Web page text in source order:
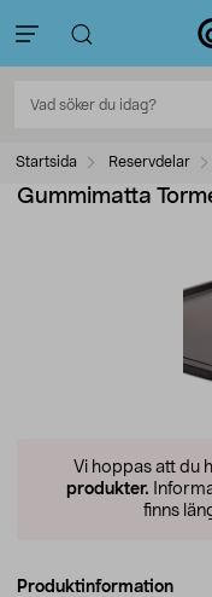
Startsida Reservdelar
Gummimatta
Vi hoppas att du
produkter.
finns
Produktinformation